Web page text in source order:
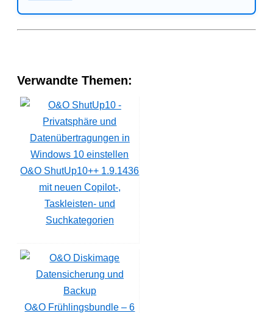
Verwandte Themen:
O&O ShutUp10++ 1.9.1436
mit neuen Copilot-,
Taskleisten- und
Suchkategorien
O&O Frühlingsbundle – 6